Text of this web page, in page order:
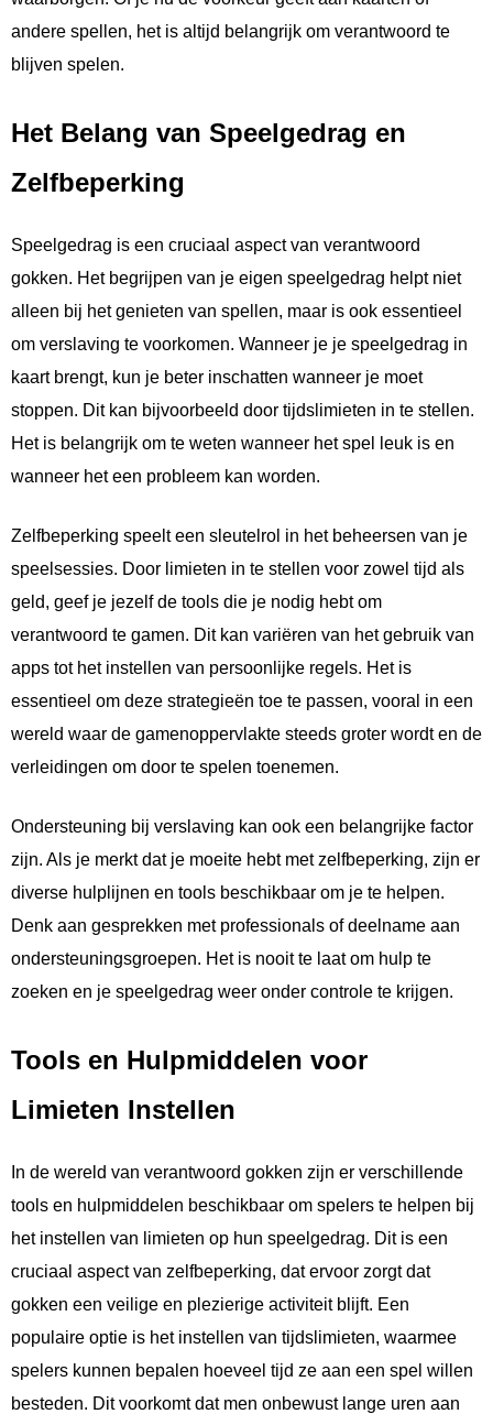
andere spellen, het is altijd belangrijk om verantwoord te
blijven spelen.
Het Belang van Speelgedrag en
Zelfbeperking
Speelgedrag is een cruciaal aspect van verantwoord
gokken. Het begrijpen van je eigen speelgedrag helpt niet
alleen bij het genieten van spellen, maar is ook essentieel
om verslaving te voorkomen. Wanneer je je speelgedrag in
kaart brengt, kun je beter inschatten wanneer je moet
stoppen. Dit kan bijvoorbeeld door tijdslimieten in te stellen.
Het is belangrijk om te weten wanneer het spel leuk is en
wanneer het een probleem kan worden.
Zelfbeperking speelt een sleutelrol in het beheersen van je
speelsessies. Door limieten in te stellen voor zowel tijd als
geld, geef je jezelf de tools die je nodig hebt om
verantwoord te gamen. Dit kan variëren van het gebruik van
apps tot het instellen van persoonlijke regels. Het is
essentieel om deze strategieën toe te passen, vooral in een
wereld waar de gamenoppervlakte steeds groter wordt en de
verleidingen om door te spelen toenemen.
Ondersteuning bij verslaving kan ook een belangrijke factor
zijn. Als je merkt dat je moeite hebt met zelfbeperking, zijn er
diverse hulplijnen en tools beschikbaar om je te helpen.
Denk aan gesprekken met professionals of deelname aan
ondersteuningsgroepen. Het is nooit te laat om hulp te
zoeken en je speelgedrag weer onder controle te krijgen.
Tools en Hulpmiddelen voor
Limieten Instellen
In de wereld van verantwoord gokken zijn er verschillende
tools en hulpmiddelen beschikbaar om spelers te helpen bij
het instellen van limieten op hun speelgedrag. Dit is een
cruciaal aspect van zelfbeperking, dat ervoor zorgt dat
gokken een veilige en plezierige activiteit blijft. Een
populaire optie is het instellen van tijdslimieten, waarmee
spelers kunnen bepalen hoeveel tijd ze aan een spel willen
besteden. Dit voorkomt dat men onbewust lange uren aan